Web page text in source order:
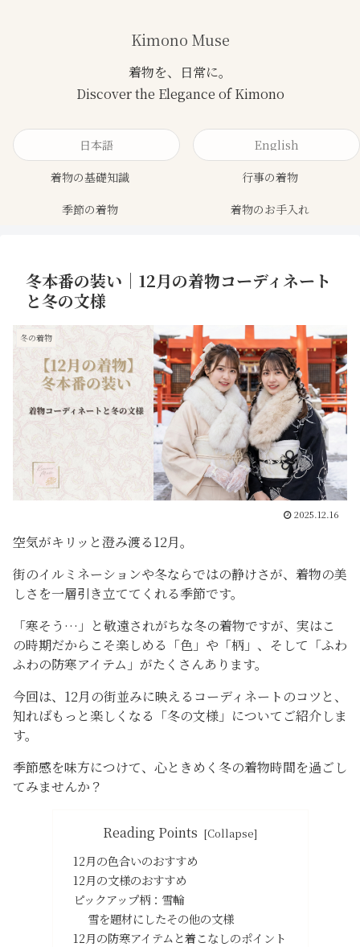
Kimono Muse
日本語
English
着物の基礎知識
行事の着物
季節の着物
着物のお手入れ
冬本番の装い｜12月の着物コーディネート
と冬の文様
冬の着物
2025.12.16
空気がキリッと澄み渡る12月。
街のイルミネーションや冬ならではの静けさが、着物の美
しさを一層引き立ててくれる季節です。
「寒そう…」と敬遠されがちな冬の着物ですが、実はこ
の時期だからこそ楽しめる「色」や「柄」、そして「ふわ
ふわの防寒アイテム」がたくさんあります。
今回は、12月の街並みに映えるコーディネートのコツと、
知ればもっと楽しくなる「冬の文様」についてご紹介しま
す。
季節感を味方につけて、心ときめく冬の着物時間を過ごし
てみませんか？
Reading Points
12月の色合いのおすすめ
12月の文様のおすすめ
ピックアップ柄：雪輪
雪を題材にしたその他の文様
12月の防寒アイテムと着こなしのポイント